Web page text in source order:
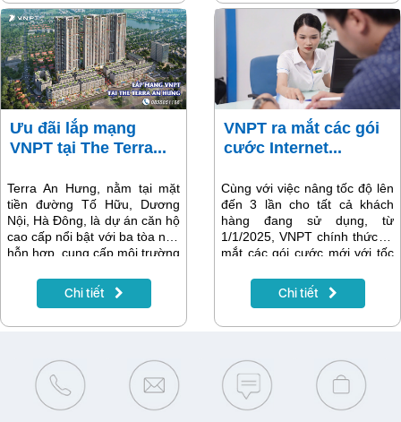
truy cập internet trong 30
ngày. Đồng hành cùng V99N
Vinaphone, bạn sẽ được liên
lạc trong nước thả ga với thời
lượng gọi ưu đãi khủng lên
đến 150 phút liên mạng và
1.500 phút nội mạng miễn
phí. Cùng theo dõi nội dung
bài viết sau để biết thông tin
triển khai và quy định đăng ký,
Ưu đãi lắp mạng
VNPT tại The Terra...
Terra An Hưng, nằm tại mặt
tiền đường Tố Hữu, Dương
Nội, Hà Đông, là dự án căn hộ
cao cấp nổi bật với ba tòa nhà
hỗn hợp, cung cấp môi trường
đáp ứng nhu cầu ngày càng
cao về dịch vụ kết nối internet
dịch vụ internet tốc độ cao và
truyền hình chất lượng cho cư
Chi tiết
VNPT ra mắt các gói
cước Internet...
Cùng với việc nâng tốc độ lên
đến 3 lần cho tất cả khách
hàng đang sử dụng, từ
1/1/2025, VNPT chính thức ra
mắt các gói cước mới với tốc
dạng lựa chọn tích hợp truyền
hình, di động, công nghệ mở
Internet mới cho mọi người
dùng.
Chi tiết